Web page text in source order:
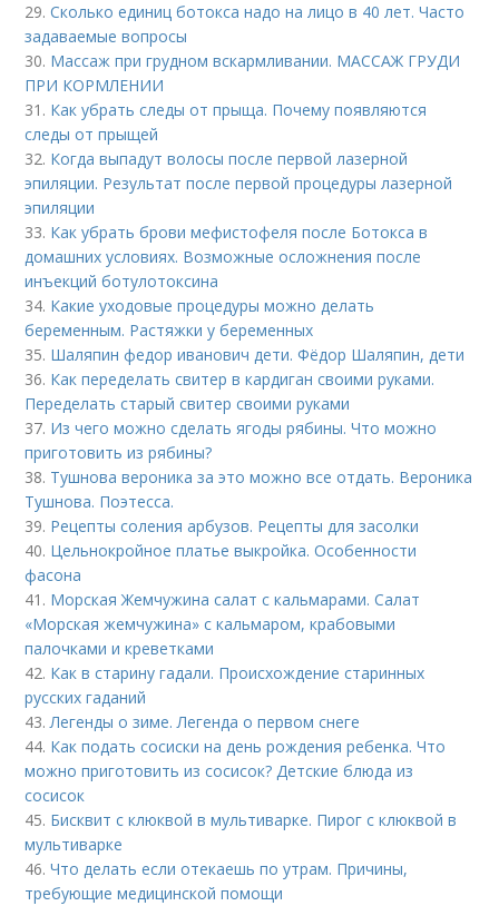
29.Сколько единиц ботокса надо на лицо в 40 лет. Часто
задаваемые вопросы
30. Массаж при грудном вскармливании. МАССАЖ ГРУДИ
ПРИ КОРМЛЕНИИ
31. Как убрать следы от прыща. Почему появляются
следы от прыщей
32. Когда выпадут волосы после первой лазерной
эпиляции. Результат после первой процедуры лазерной
эпиляции
33. Как убрать брови мефистофеля после Ботокса в
домашних условиях. Возможные осложнения после
инъекций ботулотоксина
34. Какие уходовые процедуры можно делать
беременным. Растяжки у беременных
35. Шаляпин федор иванович дети. Фёдор Шаляпин, дети
36. Как переделать свитер в кардиган своими руками.
Переделать старый свитер своими руками
37. Из чего можно сделать ягоды рябины. Что можно
приготовить из рябины?
38. Тушнова вероника за это можно все отдать. Вероника
Тушнова. Поэтесса.
39. Рецепты соления арбузов. Рецепты для засолки
40. Цельнокройное платье выкройка. Особенности
фасона
41. Морская Жемчужина салат с кальмарами. Салат
«Морская жемчужина» с кальмаром, крабовыми
палочками и креветками
42. Как в старину гадали. Происхождение старинных
русских гаданий
43.Легенды о зиме. Легенда о первом снеге
44. Как подать сосиски на день рождения ребенка. Что
можно приготовить из сосисок? Детские блюда из
сосисок
45. Бисквит с клюквой в мультиварке. Пирог с клюквой в
мультиварке
46.Что делать если отекаешь по утрам. Причины,
требующие медицинской помощи